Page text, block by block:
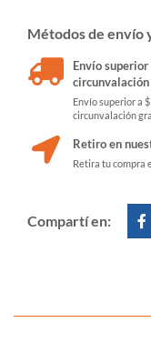
Métodos de envío
Envío
Envío superior a
circunvalación
Retiro en
Retira tu compra
Compartí en: